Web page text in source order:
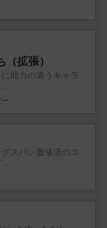
拡張）
能力の違うキャラ
スパン履修済のコ